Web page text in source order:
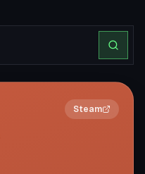
2×
Steam